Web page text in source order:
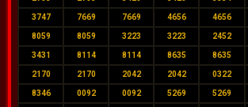
3747 7669 7669 4656 4656
8059 8059 3223 3223 2452
3431 8114 8114 8635 8635
2170 2170 2042 2042 0322
8346 0092 0092 5269 5269